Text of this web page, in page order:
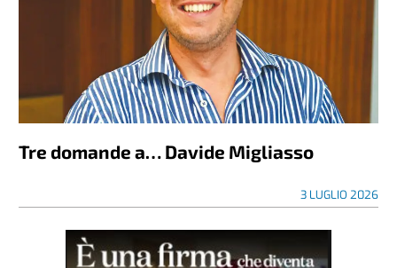
Tre domande a… Davide Migliasso
3 LUGLIO 2026